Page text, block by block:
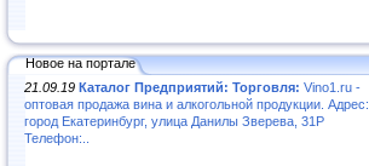
Новое на портале
21.09.19 Каталог Предприятий: Торговля: Vino1.ru -
оптовая продажа вина и алкогольной продукции. Адрес:
город Екатеринбург, улица Данилы Зверева, 31Р
Телефон:..